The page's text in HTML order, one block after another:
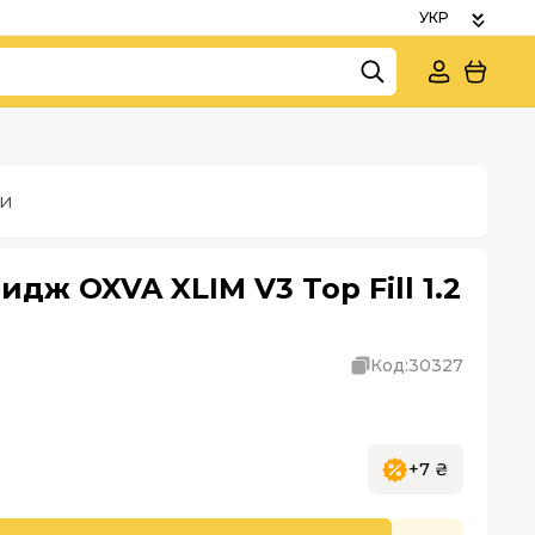
OXVA XLIM V3 Top Fill 1.2
Код:30327
+7 ₴